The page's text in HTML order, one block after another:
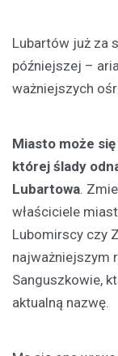
Lubartów już za
późniejszej –
ważniejszych
Miasto może
której ślady
Lubartowa.
właściciele
Lubomirscy czy
najważniejszym
Sanguszkowie,
aktualną nazwę.